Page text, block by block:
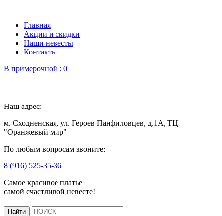
Главная
Акции и скидки
Наши невесты
Контакты
В примерочной : 0
Наш адрес:
м. Сходненская, ул. Героев Панфиловцев, д.1А, ТЦ
"Оранжевый мир"
По любым вопросам звоните:
8 (916) 525-35-36
Самое красивое платье
самой счастливой невесте!